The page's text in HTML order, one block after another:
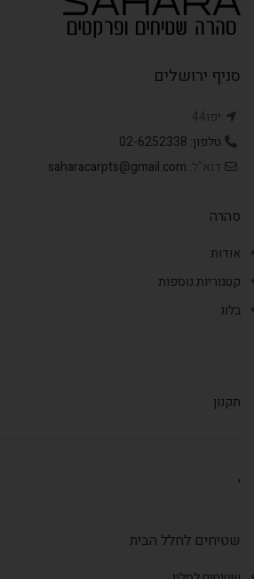
סניף ירושלים
יפו44
טלפון: 02-6252338
דוא"ל: saharacarpts@gmail.com
סהרה
אודות
קטגוריות נוספות
בלוג
תקנון
,
שטיחים לחלל הבית